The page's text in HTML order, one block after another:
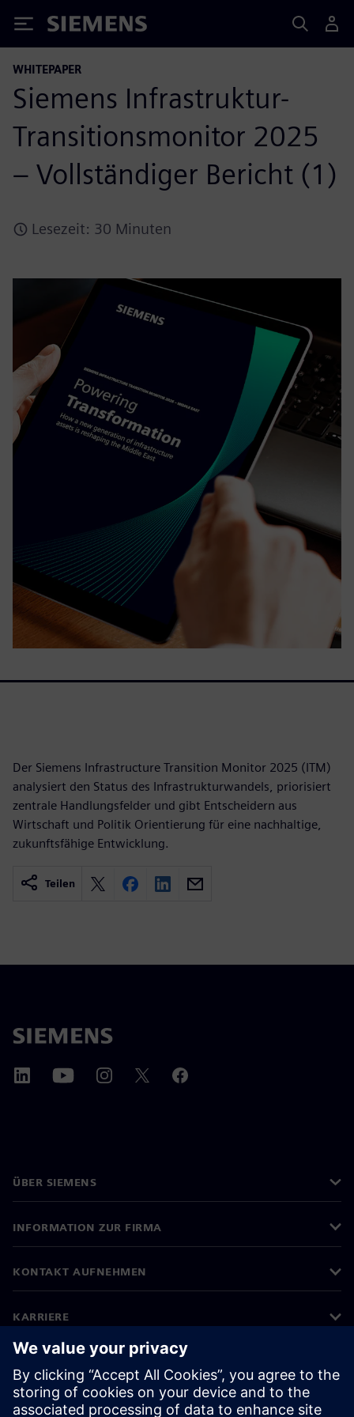
Siemens
WHITEPAPER
Siemens Infrastruktur-
Transitionsmonitor 2025
– Vollständiger Bericht (1)
Lesezeit: 30 Minuten
Der Siemens Infrastructure Transition Monitor 2025 (ITM)
analysiert den Status des Infrastrukturwandels, priorisiert
zentrale Handlungsfelder und gibt Entscheidern aus
Wirtschaft und Politik Orientierung für eine nachhaltige,
zukunftsfähige Entwicklung.
Teilen
ÜBER SIEMENS
INFORMATION ZUR FIRMA
KONTAKT AUFNEHMEN
KARRIERE
©Siemens 2026